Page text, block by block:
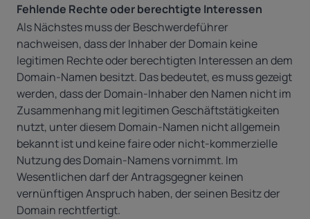
Fehlende Rechte oder berechtigte Interessen
AlsNächstes muss der Beschwerdeführer
nachweisen, dass der Inhaber der Domain keine
legitimen Rechte oder berechtigten Interessen an dem
Domain-Namen besitzt. Das bedeutet, es muss gezeigt
werden, dass der Domain-Inhaber den Namen nicht im
Zusammenhang mit legitimen Geschäftstätigkeiten
nutzt, unter diesem Domain-Namen nicht allgemein
bekannt ist und keine faire oder nicht-kommerzielle
Nutzung des Domain-Namens vornimmt. Im
Wesentlichen darf der Antragsgegner keinen
vernünftigen Anspruch haben, der seinen Besitz der
Domain rechtfertigt.